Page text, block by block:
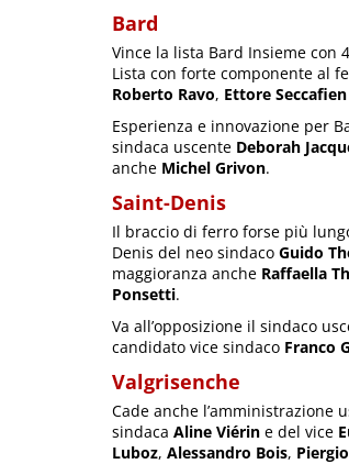
Bard
Vince la lista Bard Insieme con
Lista con forte componente al
Roberto Ravo, Ettore Seccafien
Esperienza e innovazione per
sindaca uscente Deborah
anche Michel Grivon.
Saint-Denis
Il braccio di ferro forse più
Denis del neo sindaco Guido
maggioranza anche Raffaella
Ponsetti.
Va all’opposizione il sindaco
candidato vice sindaco Franco
Valgrisenche
Cade anche l’amministrazione
sindaca Aline Viérin e del vice
Luboz, Alessandro Bois,